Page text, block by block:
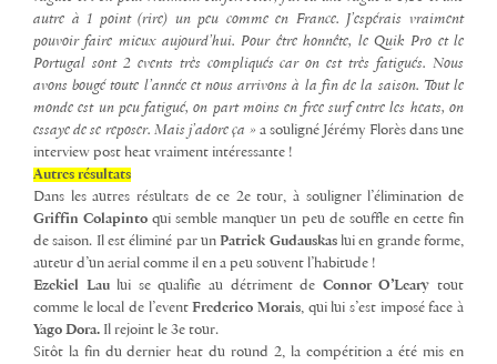
autre à 1 point (rire) un peu comme en France. J’espérais vraiment
pouvoir faire mieux aujourd’hui. Pour être honnête, le Quik Pro et le
Portugal sont 2 events très compliqués car on est très fatigués. Nous
avons bougé toute l’année et nous arrivons à la fin de la saison. Tout le
monde est un peu fatigué, on part moins en free surf entre les heats, on
essaye de se reposer. Mais j’adore ça » a souligné Jérémy Florès dans une
interview post heat vraiment intéressante !
Autres résultats
Dans les autres résultats de ce 2e tour, à souligner l’élimination de
Griffin Colapinto qui semble manquer un peu de souffle en cette fin
de saison. Il est éliminé par unPatrick Gudauskaslui en grande forme,
auteur d’un aerial comme il en a peu souvent l’habitude !
Ezekiel Laului se qualifie au détriment de Connor O’Leary tout
comme le local de l’eventFrederico Morais, qui lui s’est imposé face à
Yago Dora. Il rejoint le 3e tour.
Sitôt la fin du dernier heat du round 2, la compétition a été mis en